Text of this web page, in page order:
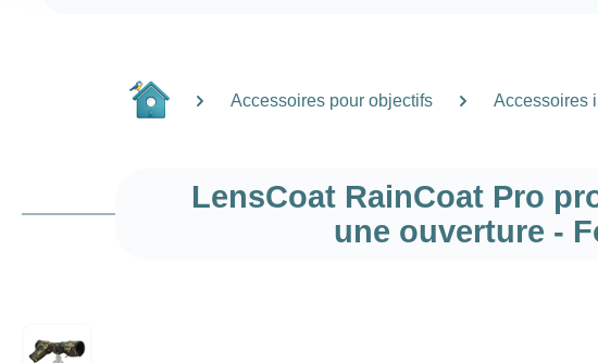
Accessoires pour objectifs Accessoires
LensCoat RainCoat Pro
une ouverture -